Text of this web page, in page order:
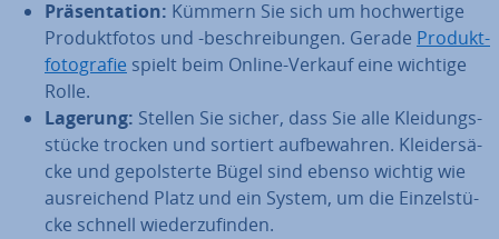
Prä­sen­ta­ti­on: Kümmern Sie sich um hoch­wer­ti­ge
Pro­dukt­fo­tos und -be­schrei­bun­gen. Gerade Pro­dukt­
fo­to­gra­fie spielt beim Online-Verkauf eine wichtige
Rolle.
Lagerung: Stellen Sie sicher, dass Sie alle Klei­dungs­
stü­cke trocken und sortiert auf­be­wah­ren. Klei­der­sä­
cke und ge­pols­ter­te Bügel sind ebenso wichtig wie
aus­rei­chend Platz und ein System, um die Ein­zel­stü­
cke schnell wie­der­zu­fin­den.